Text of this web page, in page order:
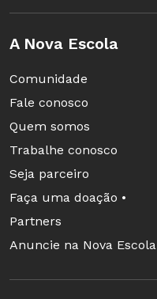
A Nova Escola
Comunidade
Fale conosco
Quem somos
Trabalhe conosco
Seja parceiro
Faça uma doação •
Partners
Anuncie na Nova Escola